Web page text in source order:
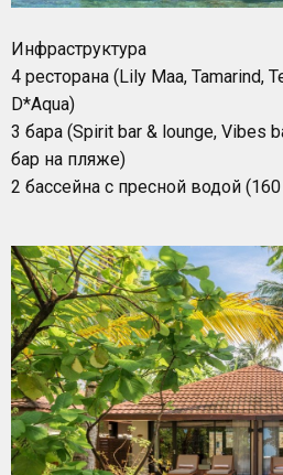
Инфраструктура
4 ресторана (Lily Maa, Tamarind,
D*Aqua)
3 бара (Spirit bar & lounge, Vibes
бар на пляже)
2 бассейна с пресной водой